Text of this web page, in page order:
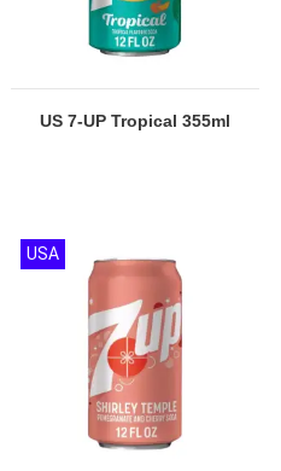
US 7-UP Tropical 355ml
USA